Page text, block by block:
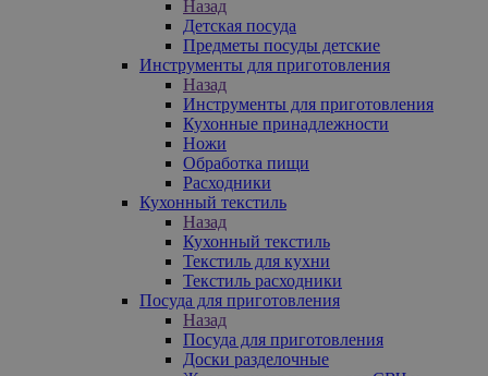
Назад
Детская посуда
Предметы посуды детские
Инструменты для приготовления
Назад
Инструменты для приготовления
Кухонные принадлежности
Ножи
Обработка пищи
Расходники
Кухонный текстиль
Назад
Кухонный текстиль
Текстиль для кухни
Текстиль расходники
Посуда для приготовления
Назад
Посуда для приготовления
Доски разделочные